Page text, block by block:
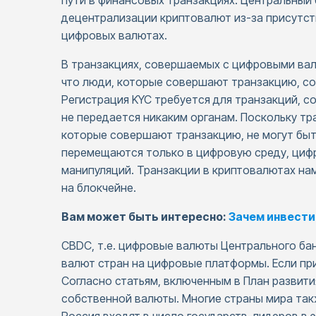
децентрализации криптовалют из-за
цифровых валютах.
В транзакциях, совершаемых с цифровыми
что люди, которые совершают транзакцию,
Регистрация KYC требуется для
не передается никаким органам. Поскольку
которые совершают транзакцию, не могут
перемещаются только в цифровую среду,
манипуляций. Транзакции в криптовалютах
на блокчейне.
Вам может быть интересно: Зачем
CBDC, т.е. цифровые валюты Центрального
валют стран на цифровые платформы. Если
Согласно статьям, включенным в План
собственной валюты. Многие страны мира